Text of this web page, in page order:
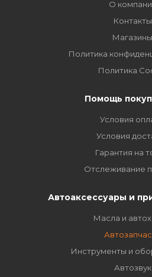
О
Контакты
Магазины
Политика
Политика
Помощь
Условия
Условия
Гарантия на
Отслеживание
Автоаксессуары и
Масла и
Инструменты и
Автозвук